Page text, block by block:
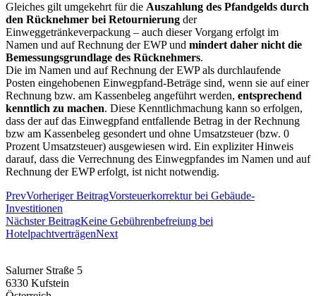
Gleiches gilt umgekehrt für die Auszahlung des Pfandgelds durch
den Rücknehmer bei Retournierung der
Einweggetränkeverpackung – auch dieser Vorgang erfolgt im
Namen und auf Rechnung der EWP und mindert daher nicht die
Bemessungsgrundlage des Rücknehmers.
Die im Namen und auf Rechnung der EWP als durchlaufende
Posten eingehobenen Einwegpfand-Beträge sind, wenn sie auf einer
Rechnung bzw. am Kassenbeleg angeführt werden, entsprechend
kenntlich zu machen. Diese Kenntlichmachung kann so erfolgen,
dass der auf das Einwegpfand entfallende Betrag in der Rechnung
bzw am Kassenbeleg gesondert und ohne Umsatzsteuer (bzw. 0
Prozent Umsatzsteuer) ausgewiesen wird. Ein expliziter Hinweis
darauf, dass die Verrechnung des Einwegpfandes im Namen und auf
Rechnung der EWP erfolgt, ist nicht notwendig.
PrevVorheriger BeitragVorsteuerkorrektur bei Gebäude-
Investitionen
Nächster BeitragKeine Gebührenbefreiung bei
HotelpachtverträgenNext
Salurner Straße 5
6330 Kufstein